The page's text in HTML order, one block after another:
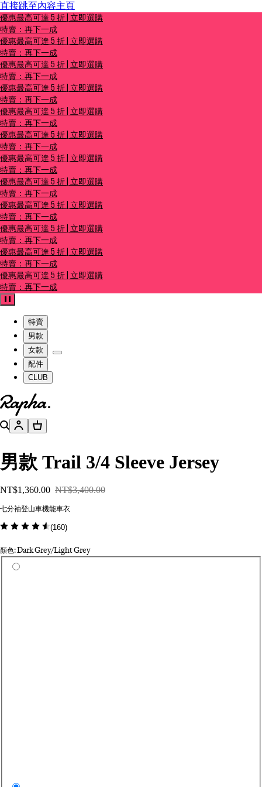
直接跳至內容主頁
優惠最高可達 5 折 | 立即選購
特賣：再下一成
優惠最高可達 5 折 | 立即選購
特賣：再下一成
優惠最高可達 5 折 | 立即選購
特賣：再下一成
優惠最高可達 5 折 | 立即選購
特賣：再下一成
優惠最高可達 5 折 | 立即選購
特賣：再下一成
優惠最高可達 5 折 | 立即選購
特賣：再下一成
優惠最高可達 5 折 | 立即選購
特賣：再下一成
優惠最高可達 5 折 | 立即選購
特賣：再下一成
優惠最高可達 5 折 | 立即選購
特賣：再下一成
優惠最高可達 5 折 | 立即選購
特賣：再下一成
優惠最高可達 5 折 | 立即選購
特賣：再下一成
優惠最高可達 5 折 | 立即選購
特賣：再下一成
優惠最高可達 5 折 | 立即選購
特賣：再下一成
特賣
男款
女款
配件
CLUB
前往官網主頁
搜尋帳號 購物籃
男款 Trail 3/4 Sleeve Jersey
NT$1,360.00 NT$3,400.00
七分袖登山車機能車衣
(160)
顏色: Dark Grey/Light Grey
Select a colour